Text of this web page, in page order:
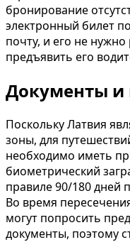
бронирование
электронный билет
почту, и его не
предъявить его
Документы и
Поскольку Латвия
зоны, для
необходимо иметь
биометрический
правиле 90/180 дней
Во время
могут попросить
документы, поэтому